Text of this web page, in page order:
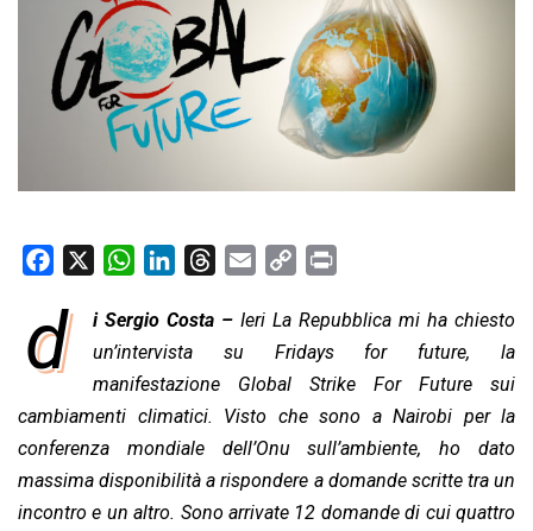
c
e
o
o
k
W
a
t
s
A
p
p
n
k
e
d
I
n
e
a
d
s
a
l
p
y
i
k
i
t
d i Sergio Costa – Ieri La Repubblica mi ha chiesto
un’intervista su Fridays for future, la
manifestazione Global Strike For Future sui
cambiamenti climatici. Visto che sono a Nairobi per la
conferenza mondiale dell’Onu sull’ambiente, ho dato
massima disponibilità a rispondere a domande scritte tra un
incontro e un altro. Sono arrivate 12 domande di cui quattro